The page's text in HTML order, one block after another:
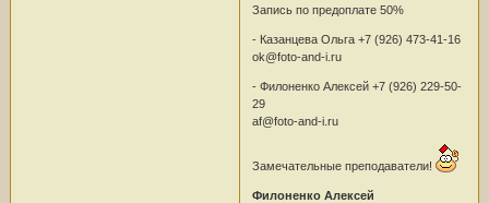
Запись по предоплате 50%
- Казанцева Ольга +7 (926) 473-41-16
ok@foto-and-i.ru
- Филоненко Алексей +7 (926) 229-50-
29
af@foto-and-i.ru
Замечательные преподаватели!
Филоненко Алексей